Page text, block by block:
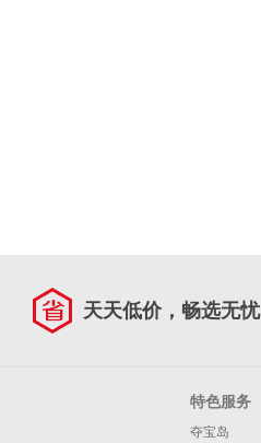
天天低价，畅选无忧
特色服务
夺宝岛